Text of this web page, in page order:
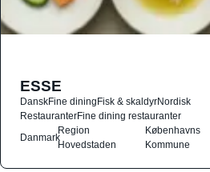
ESSE
DanskFine diningFisk & skaldyrNordisk
RestauranterFine dining restauranter
Danmark
Region
Hovedstaden
Københavns
Kommune